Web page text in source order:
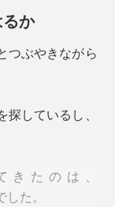
薄くて、冷え
れると、驚く
ほどでしたが、
いると違いま
工をしていま
るか
つぶやきながら
しているし、
たのは、
た。